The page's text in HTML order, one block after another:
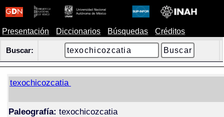
Presentación Diccionarios Búsquedas Créditos
Buscar:
texochicozcatia
Paleografía: texochicozcatia